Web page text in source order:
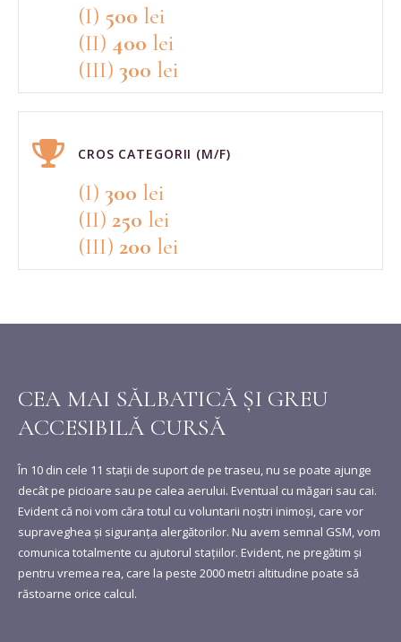
(I) 500 lei
(II) 400 lei
(III) 300 lei
CROS CATEGORII (M/F)
(I) 300 lei
(II) 250 lei
(III) 200 lei
CEA MAI SĂLBATICĂ ȘI GREU
ACCESIBILĂ CURSĂ
În 10 din cele 11 staţii de suport de pe traseu, nu se poate ajunge
decât pe picioare sau pe calea aerului. Eventual cu măgari sau cai.
Evident că noi vom căra totul cu voluntarii noștri inimoși, care vor
supraveghea și siguranța alergătorilor. Nu avem semnal GSM, vom
comunica totalmente cu ajutorul stațiilor. Evident, ne pregătim şi
pentru vremea rea, care la peste 2000 metri altitudine poate să
răstoarne orice calcul.